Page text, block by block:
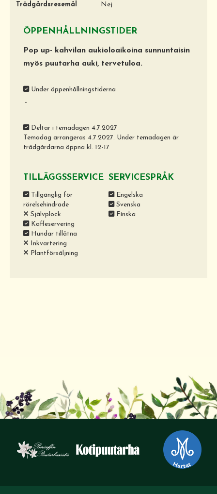
Trädgårdsresemål
Nej
ÖPPENHÅLLNINGSTIDER
Pop up- kahvilan aukioloaikoina sunnuntaisin
myös puutarha auki, tervetuloa.
Under öppenhållningstiderna
-
Deltar i temadagen 4.7.2027
Temadag arrangeras 4.7.2027. Under temadagen är
trädgårdarna öppna kl. 12-17
TILLÄGGSSERVICE
Tillgänglig för
rörelsehindrade
Självplock
Kaffeservering
Hundar tillåtna
Inkvartering
Plantförsäljning
SERVICESPRÅK
Engelska
Svenska
Finska